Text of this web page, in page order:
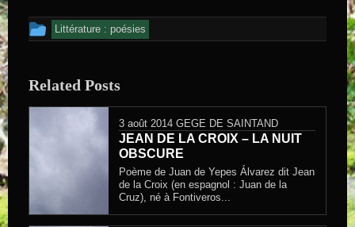
Cet article a été publié dans
Littérature : poésies
Related Posts
3 août 2014 GEGE DE SAINTAND
JEAN DE LA CROIX – LA NUIT
OBSCURE
Poème de Juan de Yepes Álvarez dit Jean
de la Croix (en espagnol : Juan de la
Cruz), né à Fontiveros...